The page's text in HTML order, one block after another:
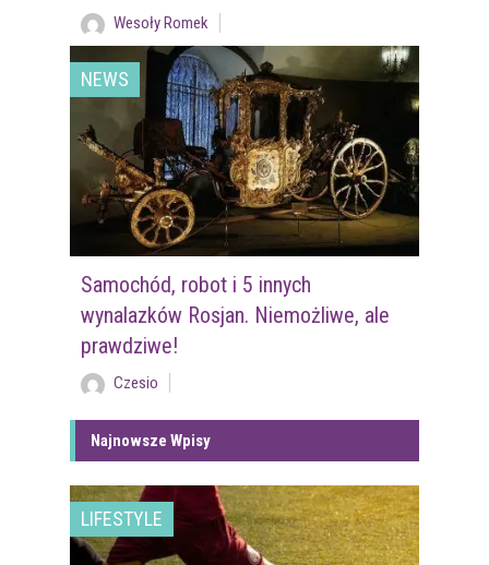
Wesoły Romek
NEWS
Samochód, robot i 5 innych
wynalazków Rosjan. Niemożliwe, ale
prawdziwe!
Czesio
Najnowsze Wpisy
LIFESTYLE